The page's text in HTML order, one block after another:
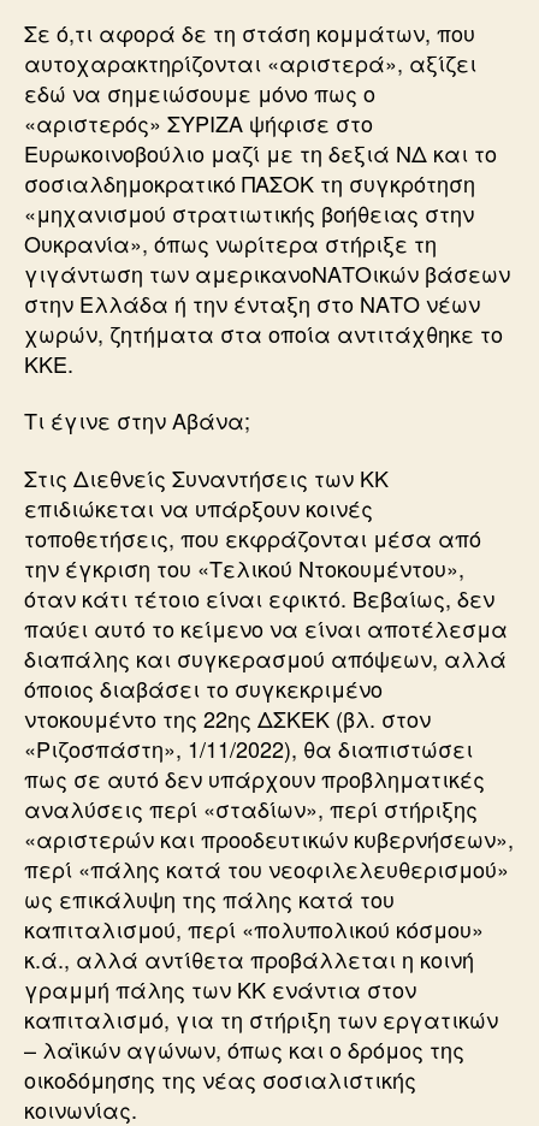
Σε ό,τι αφορά δε τη στάση κομμάτων, που
αυτοχαρακτηρίζονται «αριστερά», αξίζει
εδώ να σημειώσουμε μόνο πως ο
«αριστερός» ΣΥΡΙΖΑ ψήφισε στο
Ευρωκοινοβούλιο μαζί με τη δεξιά ΝΔ και το
σοσιαλδημοκρατικό ΠΑΣΟΚ τη συγκρότηση
«μηχανισμού στρατιωτικής βοήθειας στην
Ουκρανία», όπως νωρίτερα στήριξε τη
γιγάντωση των αμερικανοΝΑΤΟικών βάσεων
στην Ελλάδα ή την ένταξη στο ΝΑΤΟ νέων
χωρών, ζητήματα στα οποία αντιτάχθηκε το
ΚΚΕ.
Τι έγινε στην Αβάνα;
Στις Διεθνείς Συναντήσεις των ΚΚ
επιδιώκεται να υπάρξουν κοινές
τοποθετήσεις, που εκφράζονται μέσα από
την έγκριση του «Τελικού Ντοκουμέντου»,
όταν κάτι τέτοιο είναι εφικτό. Βεβαίως, δεν
παύει αυτό το κείμενο να είναι αποτέλεσμα
διαπάλης και συγκερασμού απόψεων, αλλά
όποιος διαβάσει το συγκεκριμένο
ντοκουμέντο της 22ης ΔΣΚΕΚ (βλ. στον
«Ριζοσπάστη», 1/11/2022), θα διαπιστώσει
πως σε αυτό δεν υπάρχουν προβληματικές
αναλύσεις περί «σταδίων», περί στήριξης
«αριστερών και προοδευτικών κυβερνήσεων»,
περί «πάλης κατά του νεοφιλελευθερισμού»
ως επικάλυψη της πάλης κατά του
καπιταλισμού, περί «πολυπολικού κόσμου»
κ.ά., αλλά αντίθετα προβάλλεται η κοινή
γραμμή πάλης των ΚΚ ενάντια στον
καπιταλισμό, για τη στήριξη των εργατικών
– λαϊκών αγώνων, όπως και ο δρόμος της
οικοδόμησης της νέας σοσιαλιστικής
κοινωνίας.